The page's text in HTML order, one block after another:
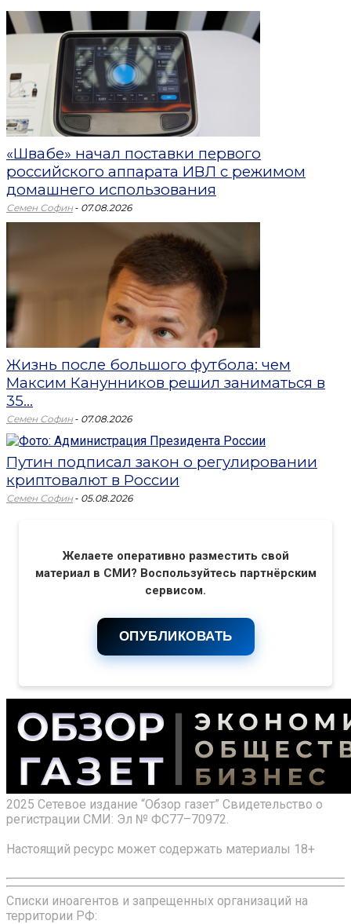
«Швабе» начал поставки первого
российского аппарата ИВЛ с режимом
домашнего использования
Семен Софин - 07.08.2026
Жизнь после большого футбола: чем
Максим Канунников решил заниматься в
35...
Семен Софин - 07.08.2026
Путин подписал закон о регулировании
криптовалют в России
Семен Софин - 05.08.2026
Желаете оперативно разместить свой
материал в СМИ? Воспользуйтесь партнёрским
сервисом.
ОПУБЛИКОВАТЬ
2025 Сетевое издание “Обзор газет” Свидетельство о
регистрации СМИ: Эл № ФС77–70972.
Настоящий ресурс может содержать материалы 18+
Списки иноагентов и запрещенных организаций на
территории РФ: